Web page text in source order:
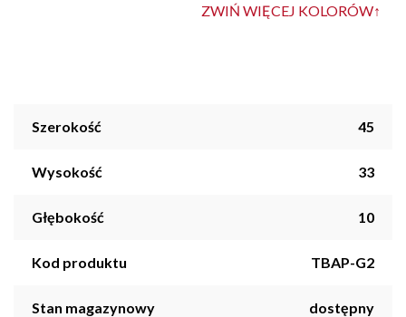
ZWIŃ WIĘCEJ KOLORÓW↑
Szerokość 45
Wysokość 33
Głębokość 10
Kod produktu TBAP-G2
Stan magazynowy dostępny